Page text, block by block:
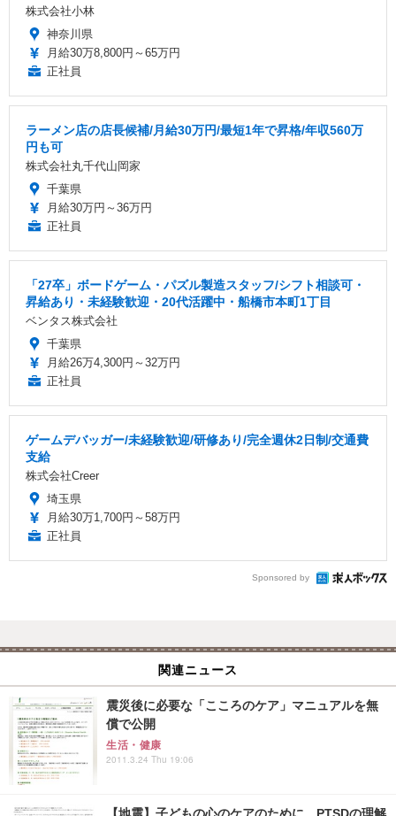
株式会社小林
神奈川県
月給30万8,800円～65万円
正社員
ラーメン店の店長候補/月給30万円/最短1年で昇格/年収560万
円も可
株式会社丸千代山岡家
千葉県
月給30万円～36万円
正社員
「27卒」ボードゲーム・パズル製造スタッフ/シフト相談可・
昇給あり・未経験歓迎・20代活躍中・船橋市本町1丁目
ベンタス株式会社
千葉県
月給26万4,300円～32万円
正社員
ゲームデバッガー/未経験歓迎/研修あり/完全週休2日制/交通費
支給
株式会社Creer
埼玉県
月給30万1,700円～58万円
正社員
Sponsored by
関連ニュース
震災後に必要な「こころのケア」マニュアルを無
償で公開
生活・健康
2011.3.24 Thu 19:06
【地震】子どもの心のケアのために…PTSDの理解